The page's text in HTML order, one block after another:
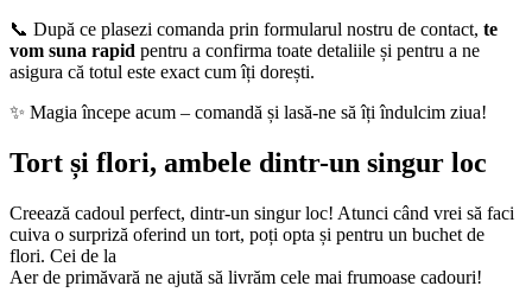
📞 După ce plasezi comanda prin formularul nostru de contact, te
vom suna rapid pentru a confirma toate detaliile și pentru a ne
asigura că totul este exact cum îți dorești.
✨ Magia începe acum – comandă și lasă-ne să îți îndulcim ziua!
Tort și flori, ambele dintr-un singur loc
Creează cadoul perfect, dintr-un singur loc! Atunci când vrei să faci
cuiva o surpriză oferind un tort, poți opta și pentru un buchet de
flori. Cei de la
Aer de primăvară ne ajută să livrăm cele mai frumoase cadouri!